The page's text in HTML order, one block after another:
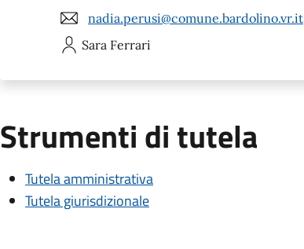
nadia.perusi@comune.bardolino.vr.it
Sara Ferrari
Strumenti di tutela
Tutela amministrativa
Tutela giurisdizionale